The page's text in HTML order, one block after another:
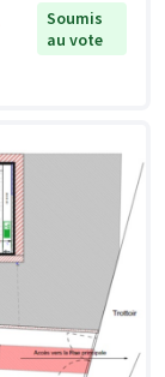
Soumis
au vote